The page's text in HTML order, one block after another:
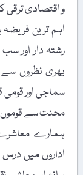
و اقتصادی ترقی
اہم ترین
رشتہ دار اور
بھری نظروں
سماجی اور قومی
محنت سے قوموں
ہمارے
اداروں میں